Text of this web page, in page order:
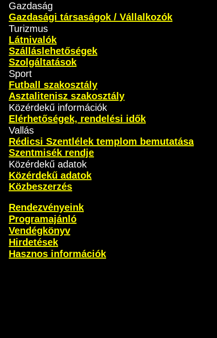
Gazdaság
Gazdasági társaságok / Vállalkozók
Turizmus
Látnivalók
Szálláslehetőségek
Szolgáltatások
Sport
Futball szakosztály
Asztalitenisz szakosztály
Közérdekű információk
Elérhetőségek, rendelési idők
Vallás
Rédicsi Szentlélek templom bemutatása
Szentmisék rendje
Közérdekű adatok
Közérdekű adatok
Közbeszerzés
Rendezvényeink
Programajánló
Vendégkönyv
Hirdetések
Hasznos információk